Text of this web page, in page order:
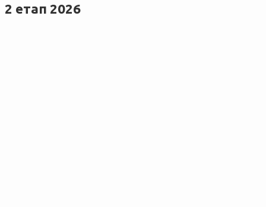
2 етап 2026